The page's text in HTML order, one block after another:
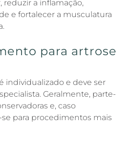
reduzir a inflamação,
e fortalecer a musculatura
para artrose
individualizado e deve ser
Geralmente, parte-
e, caso
para procedimentos mais